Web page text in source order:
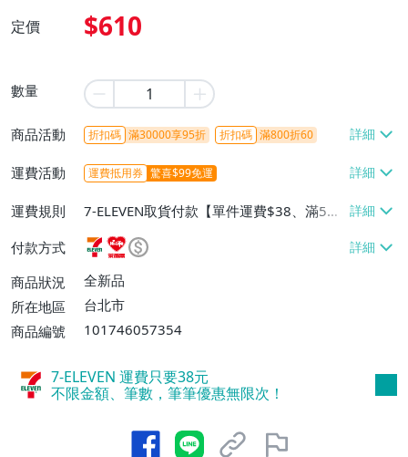
定價 $610
數量
商品活動 折扣碼 滿30000享95折 折扣碼 滿800折60
運費活動 運費抵用券 驚喜$99免運
運費規則
7-ELEVEN取貨付款【單件運費$38、滿5件
或消費滿$1298免運費】、7-ELEVEN取貨
不付款【免運費】、萊爾富取貨付款【單件
運費$60、滿5件或消費滿$1298免運
費】、宅配/貨運【單件運費$120、滿5件
付款方式
商品狀況
全新品
所在地區
台北市
商品編號
101746057354
7-ELEVEN 運費只要38元
不限金額、筆數，筆筆優惠無限次！